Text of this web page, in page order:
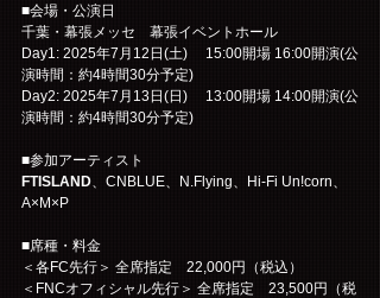
■会場・公演日
千葉・幕張メッセ　幕張イベントホール
Day1: 2025年7月12日(土)　 15:00開場 16:00開演(公
演時間：約4時間30分予定)
Day2: 2025年7月13日(日)　 13:00開場 14:00開演(公
演時間：約4時間30分予定)
■参加アーティスト
FTISLAND 、CNBLUE、N.Flying、Hi-Fi Un!corn、
A×M×P
■席種・料金
＜各FC先行＞ 全席指定　22,000円（税込）
＜FNCオフィシャル先行＞ 全席指定　23,500円（税